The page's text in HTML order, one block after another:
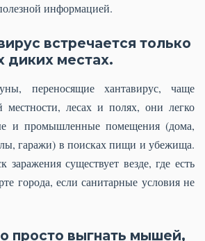
информацией.
встречается только
диких местах.
переносящие хантавирус, чаще
местности, лесах и полях, они легко
и промышленные помещения (дома,
гаражи) в поисках пищи и убежища.
заражения существует везде, где есть
города, если санитарные условия не
просто выгнать мышей,